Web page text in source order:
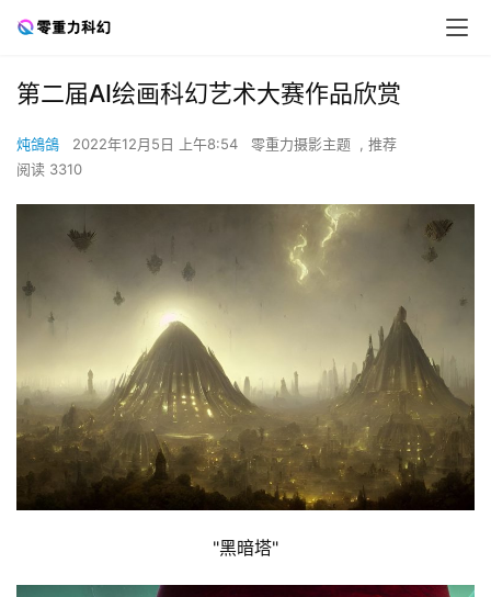
第二届AI绘画科幻艺术大赛作品欣赏
炖鴿鴿 2022年12月5日 上午8:54 零重力摄影主题 , 推荐
阅读 3310
"黑暗塔"